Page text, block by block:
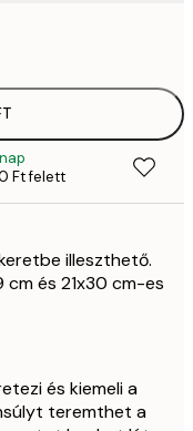
Ft felett
illeszthető.
és 21x30 cm-es
és kiemeli a
teremthet a